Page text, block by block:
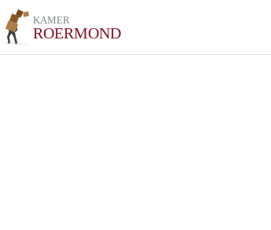
KAMER
ROERMOND